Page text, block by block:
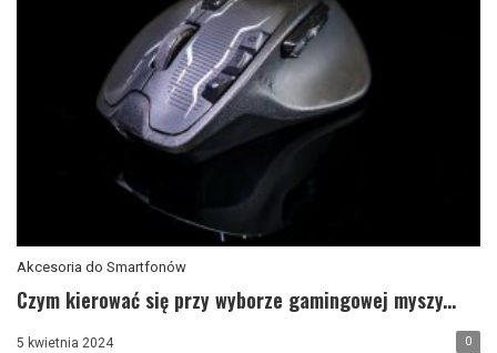
Akcesoria do Smartfonów
Czym kierować się przy wyborze gamingowej myszy...
5 kwietnia 2024 0